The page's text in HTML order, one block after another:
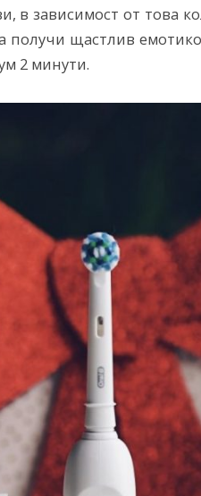
в зависимост от това
получи щастлив
2 минути.